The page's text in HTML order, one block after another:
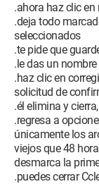
.ahora haz clic en
.deja todo
seleccionados
.te pide que
.le das un
.haz clic en
solicitud de
.él elimina y
.regresa a
únicamente los
viejos que 48
desmarca la
.puedes cerrar